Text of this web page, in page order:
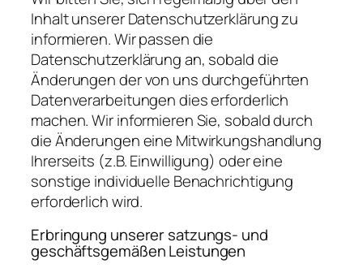
Inhalt unserer Datenschutzerklärung zu
informieren. Wir passen die
Datenschutzerklärung an, sobald die
Änderungen der von uns durchgeführten
Datenverarbeitungen dies erforderlich
machen. Wir informieren Sie, sobald durch
die Änderungen eine Mitwirkungshandlung
Ihrerseits (z.B. Einwilligung) oder eine
sonstige individuelle Benachrichtigung
erforderlich wird.
Erbringung unserer satzungs- und
geschäftsgemäßen Leistungen